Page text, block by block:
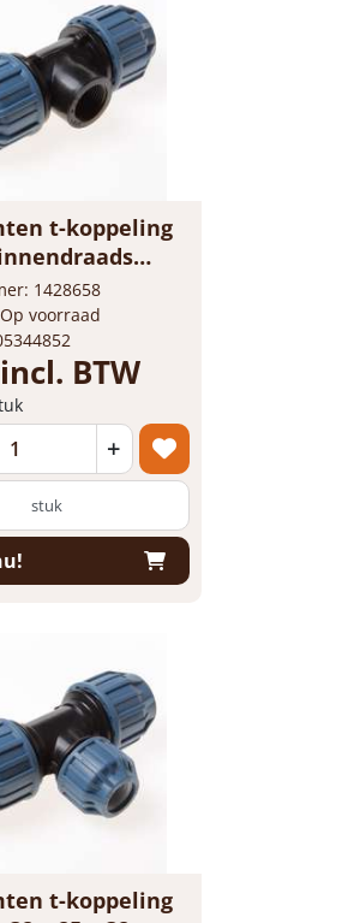
t-koppeling
1428658
voorraad
BTW
+
stuk
t-koppeling